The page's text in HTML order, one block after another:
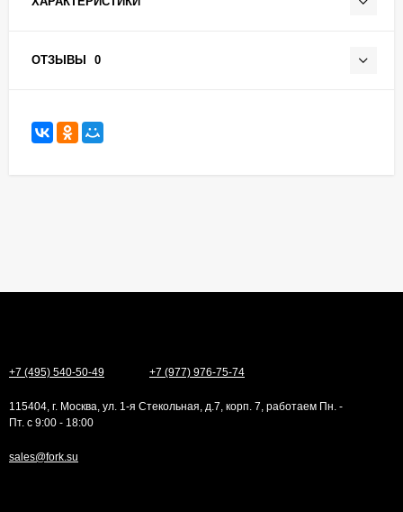
ОТЗЫВЫ 0
+7 (495) 540-50-49 +7 (977) 976-75-74
115404, г. Москва, ул. 1-я Стекольная, д.7, корп. 7, работаем Пн. -
Пт. с 9:00 - 18:00
sales@fork.su